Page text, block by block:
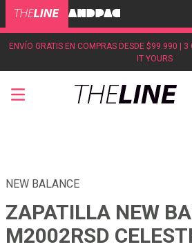
ENVÍO GRATIS EN COMPRAS DESDE $99.990 | 3
IT YOURS
NEW BALANCE
ZAPATILLA NEW
M2002RSD